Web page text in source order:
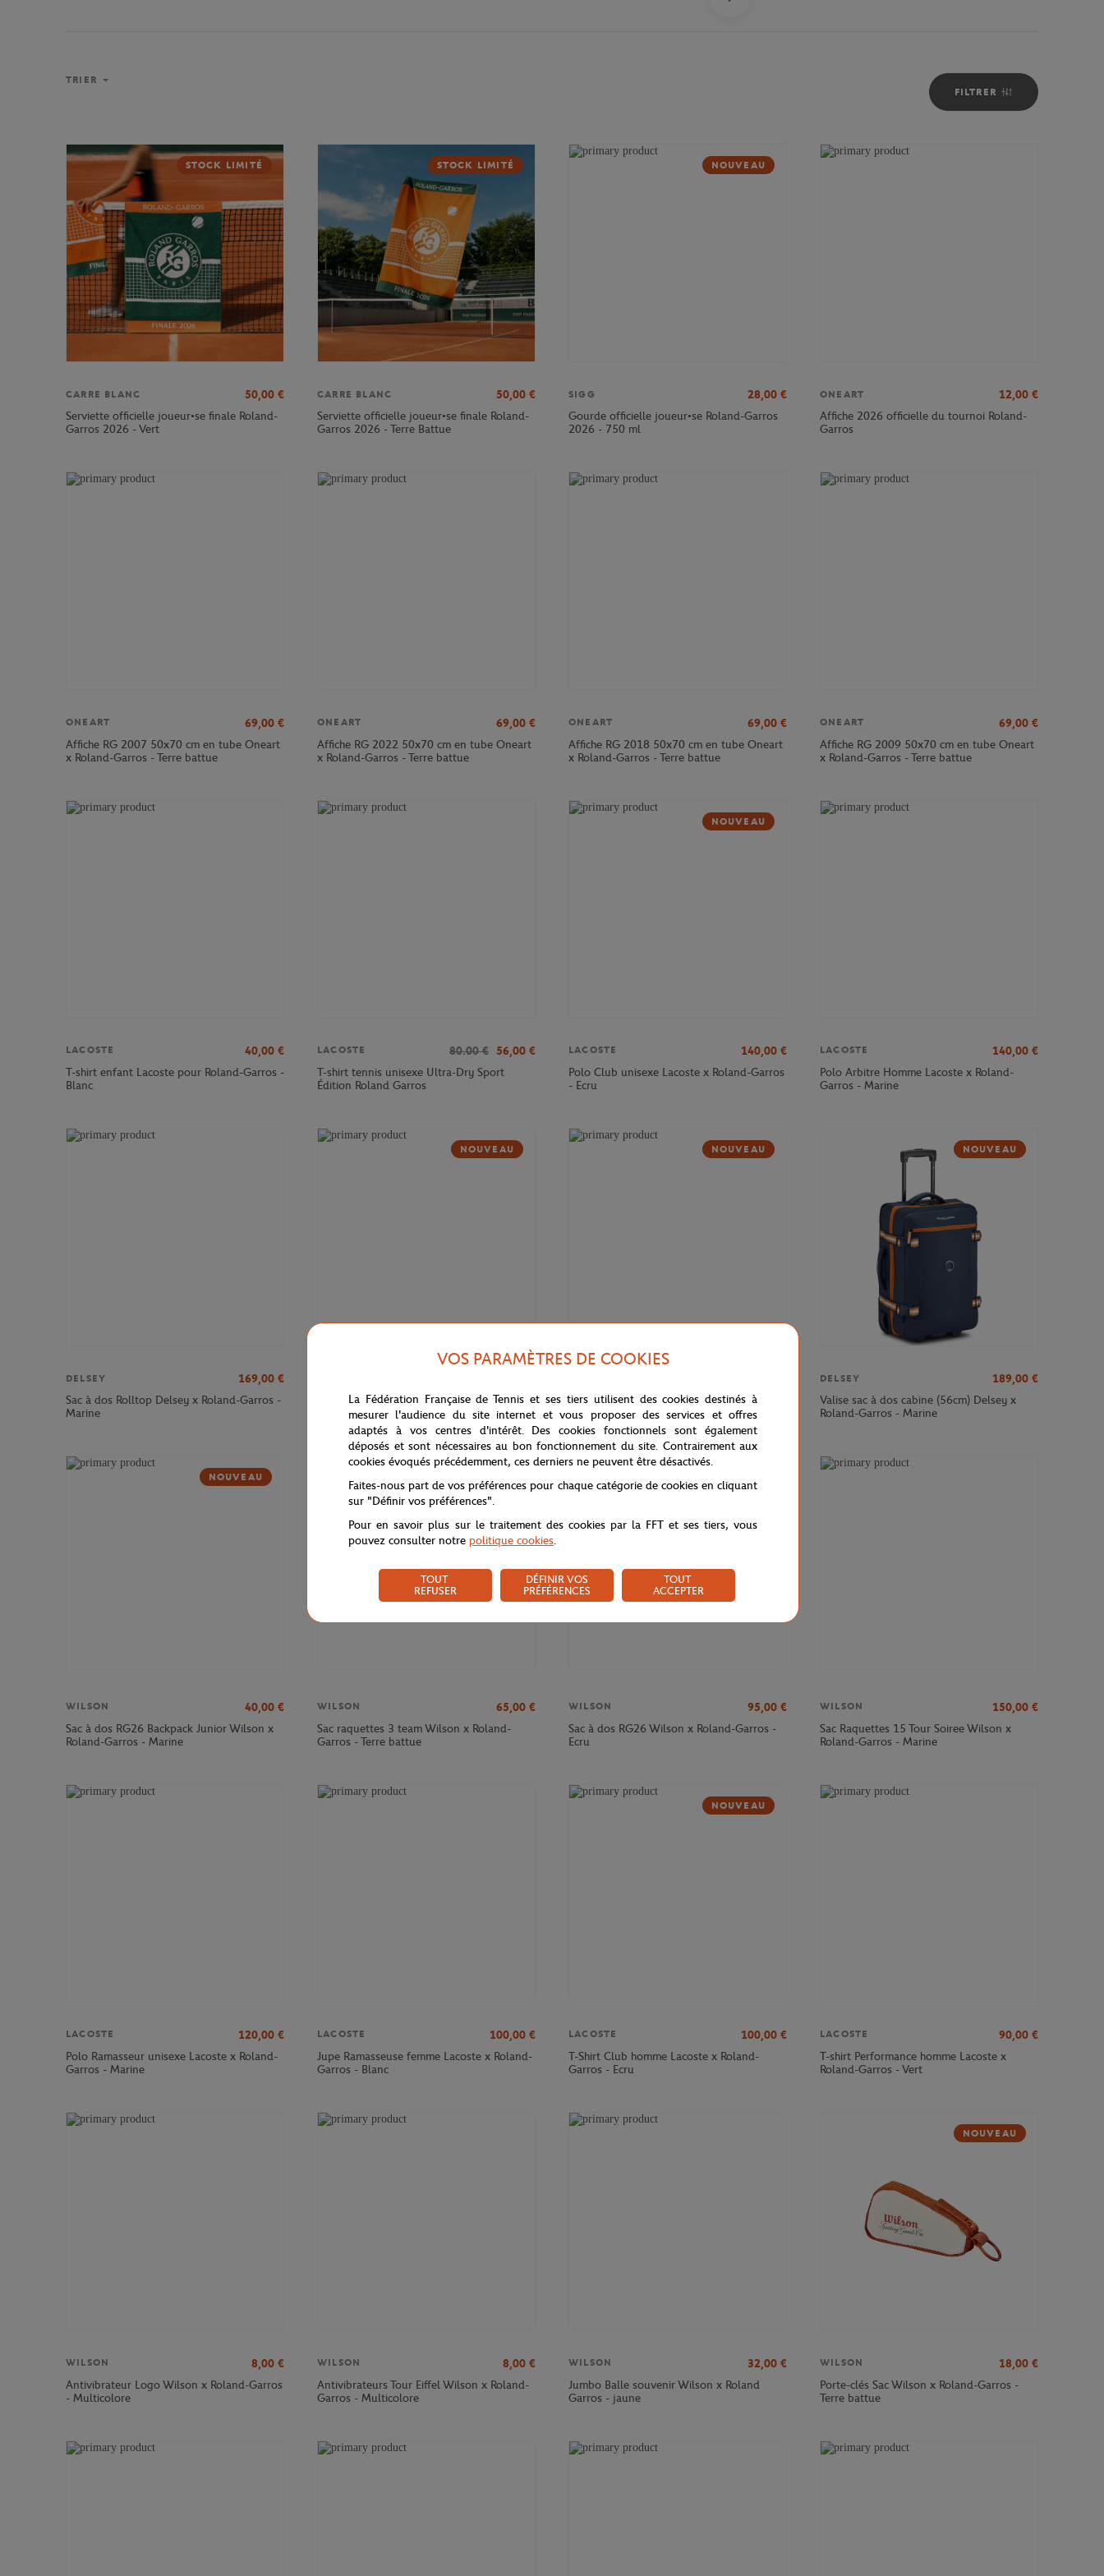
FILTRER
TRIER
STOCK LIMITÉ
CARRE BLANC 50,00 €
Serviette officielle joueur•se finale Roland-
Garros 2026 - Vert
STOCK LIMITÉ
CARRE BLANC 50,00 €
Serviette officielle joueur•se finale Roland-
Garros 2026 - Terre Battue
NOUVEAU
SIGG 28,00 €
Gourde officielle joueur•se Roland-Garros
2026 - 750 ml
ONEART 12,00 €
Affiche 2026 officielle du tournoi Roland-
Garros
ONEART 69,00 €
Affiche RG 2007 50x70 cm en tube Oneart
x Roland-Garros - Terre battue
ONEART 69,00 €
Affiche RG 2022 50x70 cm en tube Oneart
x Roland-Garros - Terre battue
ONEART 69,00 €
Affiche RG 2018 50x70 cm en tube Oneart
x Roland-Garros - Terre battue
ONEART 69,00 €
Affiche RG 2009 50x70 cm en tube Oneart
x Roland-Garros - Terre battue
LACOSTE 40,00 €
T-shirt enfant Lacoste pour Roland-Garros -
Blanc
LACOSTE 80.00 € 56,00 €
T-shirt tennis unisexe Ultra-Dry Sport
Édition Roland Garros
NOUVEAU
LACOSTE 140,00 €
Polo Club unisexe Lacoste x Roland-Garros
- Ecru
LACOSTE 140,00 €
Polo Arbitre Homme Lacoste x Roland-
Garros - Marine
DELSEY 169,00 €
Sac à dos Rolltop Delsey x Roland-Garros -
Marine
NOUVEAU
Sac à dos Cadence Soft 14" Delsey x
Roland-Garros - Marine
NOUVEAU
Valise cabine Cadence (55cm) Delsey x
Roland-Garros - Marine
NOUVEAU
DELSEY 189,00 €
Valise sac à dos cabine (56cm) Delsey x
Roland-Garros - Marine
NOUVEAU
WILSON 40,00 €
Sac à dos RG26 Backpack Junior Wilson x
Roland-Garros - Marine
WILSON 65,00 €
Sac raquettes 3 team Wilson x Roland-
Garros - Terre battue
WILSON 95,00 €
Sac à dos RG26 Wilson x Roland-Garros -
Ecru
WILSON 150,00 €
Sac Raquettes 15 Tour Soiree Wilson x
Roland-Garros - Marine
LACOSTE 120,00 €
Polo Ramasseur unisexe Lacoste x Roland-
Garros - Marine
LACOSTE 100,00 €
Jupe Ramasseuse femme Lacoste x Roland-
Garros - Blanc
NOUVEAU
LACOSTE 100,00 €
T-Shirt Club homme Lacoste x Roland-
Garros - Ecru
LACOSTE 90,00 €
T-shirt Performance homme Lacoste x
Roland-Garros - Vert
WILSON 8,00 €
Antivibrateur Logo Wilson x Roland-Garros
- Multicolore
WILSON 8,00 €
Antivibrateurs Tour Eiffel Wilson x Roland-
Garros - Multicolore
WILSON 32,00 €
Jumbo Balle souvenir Wilson x Roland
Garros - jaune
NOUVEAU
WILSON 18,00 €
Porte-clés Sac Wilson x Roland-Garros -
Terre battue
VOS PARAMÈTRES DE COOKIES
La Fédération Française de Tennis et ses tiers utilisent des cookies destinés à
mesurer l'audience du site internet et vous proposer des services et offres
adaptés à vos centres d'intérêt. Des cookies fonctionnels sont également
déposés et sont nécessaires au bon fonctionnement du site. Contrairement aux
cookies évoqués précédemment, ces derniers ne peuvent être désactivés.
Faites-nous part de vos préférences pour chaque catégorie de cookies en cliquant
sur "Définir vos préférences".
Pour en savoir plus sur le traitement des cookies par la FFT et ses tiers, vous
pouvez consulter notre politique cookies.
TOUT
REFUSER
DÉFINIR VOS
PRÉFÉRENCES
TOUT
ACCEPTER